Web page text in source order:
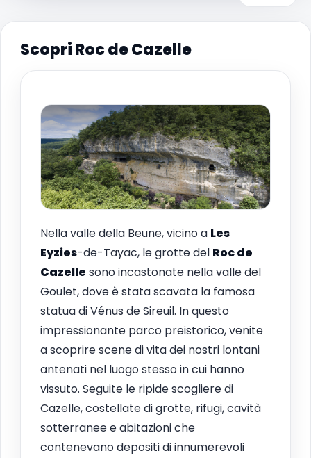
Scopri Roc de Cazelle
Nella valle della Beune, vicino a Les
Eyzies-de-Tayac, le grotte del Roc de
Cazelle sono incastonate nella valle del
Goulet, dove è stata scavata la famosa
statua di Vénus de Sireuil. In questo
impressionante parco preistorico, venite
a scoprire scene di vita dei nostri lontani
antenati nel luogo stesso in cui hanno
vissuto. Seguite le ripide scogliere di
Cazelle, costellate di grotte, rifugi, cavità
sotterranee e abitazioni che
contenevano depositi di innumerevoli